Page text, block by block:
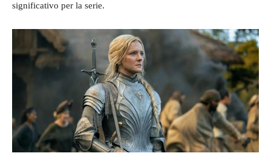
significativo per la serie.